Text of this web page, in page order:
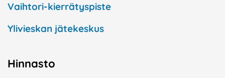
Vaihtori-kierrätyspiste
Ylivieskan jätekeskus
Hinnasto